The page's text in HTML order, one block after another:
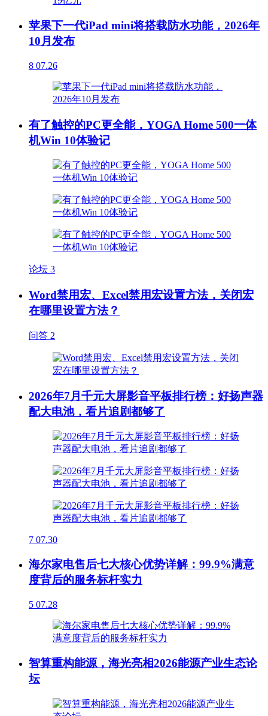
苹果下一代iPad mini将搭载防水功能，2026年
10月发布
8 07.26
有了触控的PC更全能，YOGA Home 500一体
机Win 10体验记
论坛 3
Word禁用宏、Excel禁用宏设置方法，关闭宏
在哪里设置方法？
问答 2
2026年7月千元大屏影音平板排行榜：好扬声器
配大电池，看片追剧都够了
7 07.30
海尔家电售后七大核心优势详解：99.9%满意
度背后的服务标杆实力
5 07.28
智算重构能源，海光亮相2026能源产业生态论
坛